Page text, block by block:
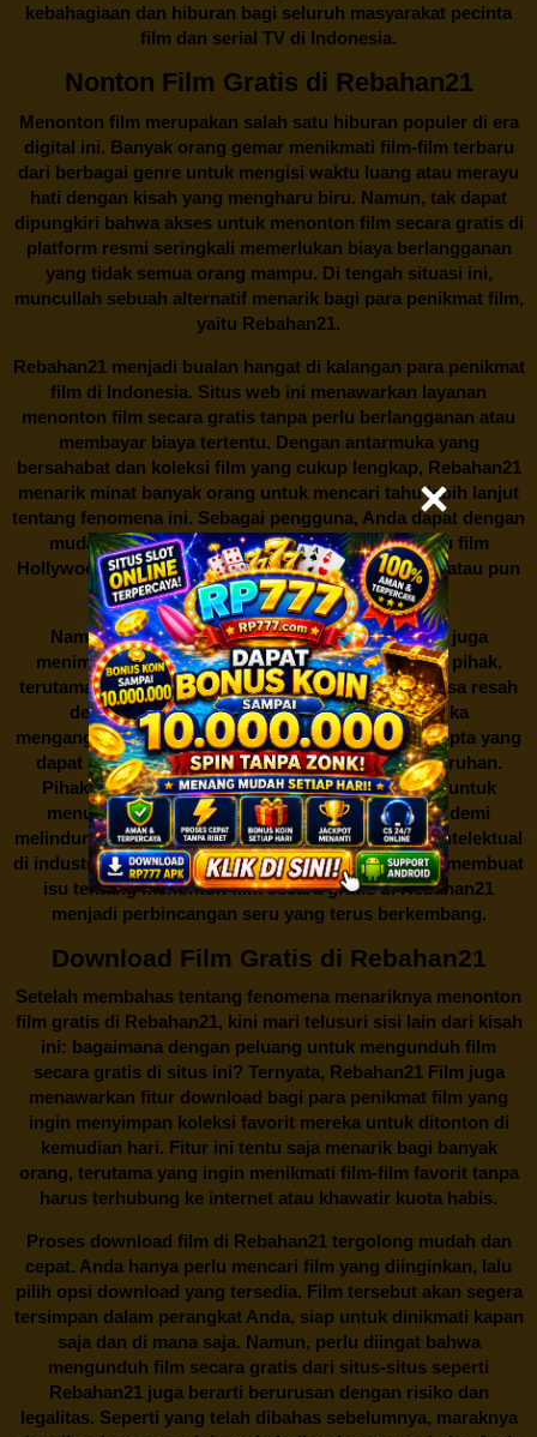
kebahagiaan dan hiburan bagi seluruh masyarakat pecinta
film dan serial TV di Indonesia.
Nonton Film Gratis di Rebahan21
Menonton film merupakan salah satu hiburan populer di era
digital ini. Banyak orang gemar menikmati film-film terbaru
dari berbagai genre untuk mengisi waktu luang atau merayu
hati dengan kisah yang mengharu biru. Namun, tak dapat
dipungkiri bahwa akses untuk menonton film secara gratis di
platform resmi seringkali memerlukan biaya berlangganan
yang tidak semua orang mampu. Di tengah situasi ini,
muncullah sebuah alternatif menarik bagi para penikmat film,
yaitu Rebahan21.
Rebahan21menjadi bualan hangat di kalangan para penikmat
film di Indonesia. Situs web ini menawarkan layanan
menonton film secara gratis tanpa perlu berlangganan atau
membayar biaya tertentu. Dengan antarmuka yang
bersahabat dan koleksi film yang cukup lengkap, Rebahan21
menarik minat banyak orang untuk mencari tahu lebih lanjut
tentang fenomena ini. Sebagai pengguna, Anda dapat dengan
mudah mencari film yang ingin ditonton, baik itu film
Hollywood terbaru, drama Korea yang sedang hits, atau pun
produksi film lokal dengan kualitas terbaik.
Namun, seperti halnya cerita manis,Rebahan21juga
menimbulkan kontroversi di industri film. Banyak pihak,
terutama produsen film dan pemilik hak cipta, merasa resah
dengan maraknya situs-situs seperti ini. Mereka
menganggapnya sebagai bentuk pelanggaran hak cipta yang
dapat merugikan industri perfilman secara keseluruhan.
Pihak berwenang pun turut terlibat dalam upaya untuk
menutup situs-situs ilegal semacam Rebahan21 demi
melindungi keberlangsungan bisnis dan kekayaan intelektual
di industri hiburan. Konflik kepentingan inilah yang membuat
isu tentang menonton film secara gratis diRebahan21
menjadi perbincangan seru yang terus berkembang.
Download Film Gratis di Rebahan21
Setelah membahas tentang fenomena menariknya menonton
film gratis di Rebahan21, kini mari telusuri sisi lain dari kisah
ini: bagaimana dengan peluang untuk mengunduh film
secara gratis di situs ini? Ternyata, Rebahan21 Film juga
menawarkan fitur download bagi para penikmat film yang
ingin menyimpan koleksi favorit mereka untuk ditonton di
kemudian hari. Fitur ini tentu saja menarik bagi banyak
orang, terutama yang ingin menikmati film-film favorit tanpa
harus terhubung ke internet atau khawatir kuota habis.
Proses download film di Rebahan21tergolong mudah dan
cepat. Anda hanya perlu mencari film yang diinginkan, lalu
pilih opsi download yang tersedia. Film tersebut akan segera
tersimpan dalam perangkat Anda, siap untuk dinikmati kapan
saja dan di mana saja. Namun, perlu diingat bahwa
mengunduh film secara gratis dari situs-situs seperti
Rebahan21 juga berarti berurusan dengan risiko dan
legalitas. Seperti yang telah dibahas sebelumnya, maraknya